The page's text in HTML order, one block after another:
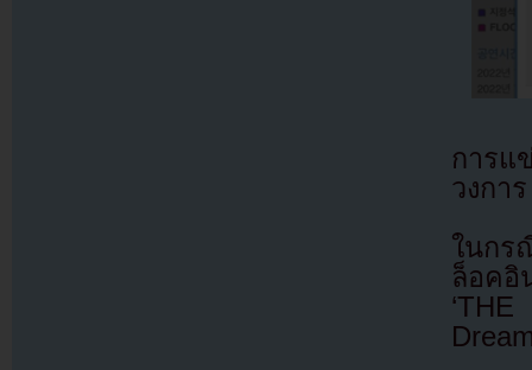
การแ
วงกา
ในกร
ล็อคอิ